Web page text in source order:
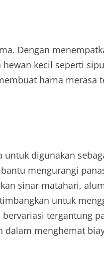
Dengan
kecil seperti
hama merasa
digunakan
mengurangi
sinar matahari,
untuk
bervariasi tergantung
dalam menghemat